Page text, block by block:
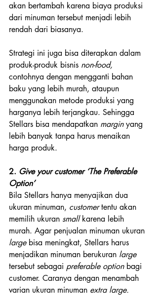
akan bertambah karena biaya produksi
dari minuman tersebut menjadi lebih
rendah dari biasanya.
Strategi ini juga bisa diterapkan dalam
produk-produk bisnis non-food,
contohnya dengan mengganti bahan
baku yang lebih murah, ataupun
menggunakan metode produksi yang
harganya lebih terjangkau. Sehingga
Stellars bisa mendapatkan margin yang
lebih banyak tanpa harus menaikan
harga produk.
2. Give your customer ‘The Preferable
Option’
Bila Stellars hanya menyajikan dua
ukuran minuman, customer tentu akan
memilih ukuran small karena lebih
murah. Agar penjualan minuman ukuran
large bisa meningkat, Stellars harus
menjadikan minuman berukuran large
tersebut sebagai preferable option bagi
customer. Caranya dengan menambah
varian ukuran minuman extra large.